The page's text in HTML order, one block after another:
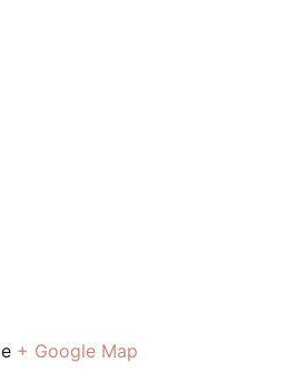
+ Google Map